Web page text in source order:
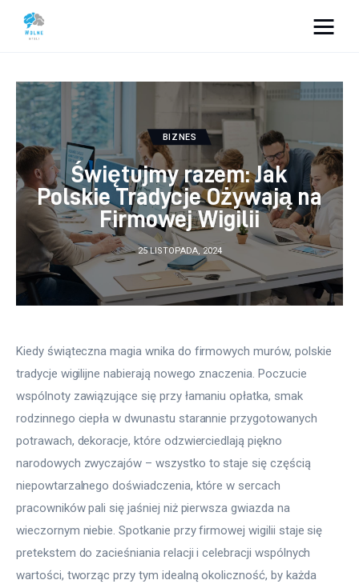
Lifestyle
Biznes
Dom i ogród
Uroda
Zdrowie
Więcej
BIZNES
Świętujmy razem: Jak
Polskie Tradycje Ożywają na
Firmowej Wigilii
25 LISTOPADA, 2024
Kiedy świąteczna magia wnika do firmowych murów, polskie
tradycje wigilijne nabierają nowego znaczenia. Poczucie
wspólnoty zawiązujące się przy łamaniu opłatka, smak
rodzinnego ciepła w dwunastu starannie przygotowanych
potrawach, dekoracje, które odzwierciedlają piękno
narodowych zwyczajów – wszystko to staje się częścią
niepowtarzalnego doświadczenia, które w sercach
pracowników pali się jaśniej niż pierwsza gwiazda na
wieczornym niebie. Spotkanie przy firmowej wigilii staje się
pretekstem do zacieśniania relacji i celebracji wspólnych
wartości, tworząc przy tym idealną okoliczność, by każda